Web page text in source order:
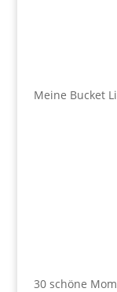
Meine Bucket
30 schöne